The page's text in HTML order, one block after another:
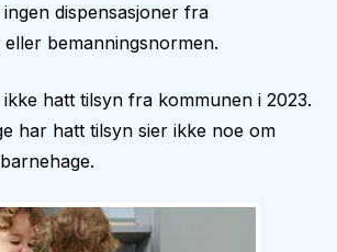
dispensasjoner fra
bemanningsnormen.
hatt tilsyn fra kommunen i 2023.
har hatt tilsyn sier ikke noe om